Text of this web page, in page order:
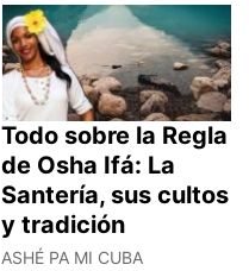
Todo sobre la Regla
de Osha Ifá: La
Santería, sus cultos
y tradición
ASHÉ PA MI CUBA